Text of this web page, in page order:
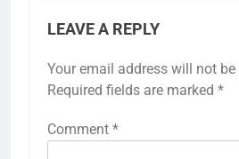
LEAVE A REPLY
Your email address will not
Required fields are marked *
Comment *